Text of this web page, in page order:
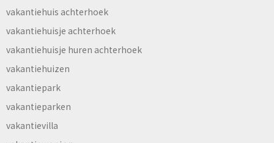
vakantiehuis achterhoek
vakantiehuisje achterhoek
vakantiehuisje huren achterhoek
vakantiehuizen
vakantiepark
vakantieparken
vakantievilla